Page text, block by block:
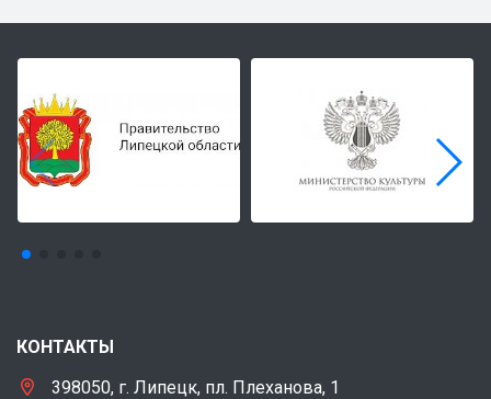
КОНТАКТЫ
398050, г. Липецк, пл. Плеханова, 1